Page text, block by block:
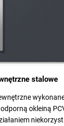
stalowe
okleiną